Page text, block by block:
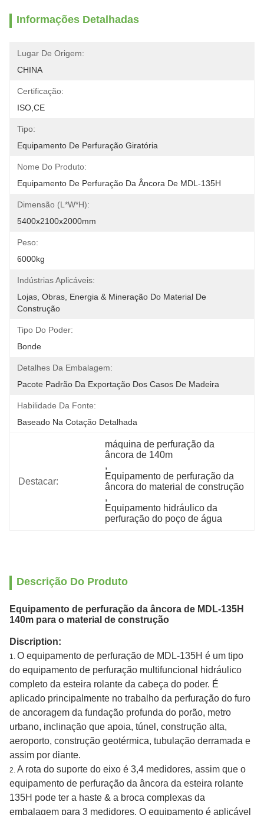
Informações Detalhadas
Lugar De Origem:
CHINA
Certificação:
ISO,CE
Tipo:
Equipamento De Perfuração Giratória
Nome Do Produto:
Equipamento De Perfuração Da Âncora De MDL-135H
Dimensão (l*w*h):
5400x2100x2000mm
Peso:
6000kg
Indústrias Aplicáveis:
Lojas, Obras, Energia & Mineração Do Material De
Construção
Tipo Do Poder:
Bonde
Detalhes Da Embalagem:
Pacote Padrão Da Exportação Dos Casos De Madeira
Habilidade Da Fonte:
Baseado Na Cotação Detalhada
Destacar:
máquina de perfuração da
âncora de 140m
,
Equipamento de perfuração da
âncora do material de construção
,
Equipamento hidráulico da
perfuração do poço de água
Descrição Do Produto
Equipamento de perfuração da âncora de MDL-135H
140m para o material de construção
Discription:
1. O equipamento de perfuração de MDL-135H é um tipo
do equipamento de perfuração multifuncional hidráulico
completo da esteira rolante da cabeça do poder. É
aplicado principalmente no trabalho da perfuração do furo
de ancoragem da fundação profunda do porão, metro
urbano, inclinação que apoia, túnel, construção alta,
aeroporto, construção geotérmica, tubulação derramada e
assim por diante.
2. A rota do suporte do eixo é 3,4 medidores, assim que o
equipamento de perfuração da âncora da esteira rolante
135H pode ter a haste & a broca complexas da
embalagem para 3 medidores. O equipamento é aplicável